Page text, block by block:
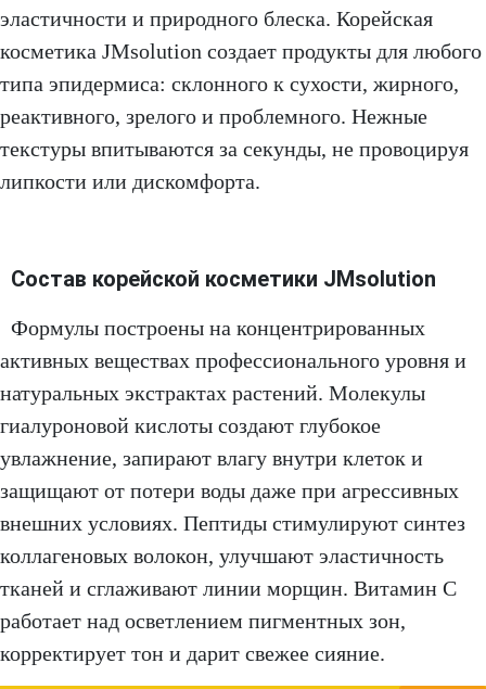
эластичности и природного блеска. Корейская
косметика JMsolution создает продукты для любого
типа эпидермиса: склонного к сухости, жирного,
реактивного, зрелого и проблемного. Нежные
текстуры впитываются за секунды, не провоцируя
липкости или дискомфорта.
Состав корейской косметики JMsolution
Формулы построены на концентрированных
активных веществах профессионального уровня и
натуральных экстрактах растений. Молекулы
гиалуроновой кислоты создают глубокое
увлажнение, запирают влагу внутри клеток и
защищают от потери воды даже при агрессивных
внешних условиях. Пептиды стимулируют синтез
коллагеновых волокон, улучшают эластичность
тканей и сглаживают линии морщин. Витамин С
работает над осветлением пигментных зон,
корректирует тон и дарит свежее сияние.